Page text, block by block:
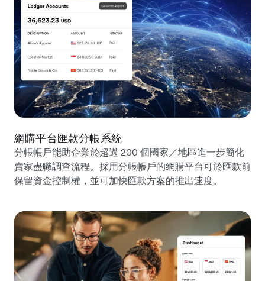
網購平台匯款分帳系統
分帳帳戶能助企業於超過 200 個國家／地區進一步簡化
賣家盡職調查流程。採用分帳帳戶的網購平台可於匯款前
保留資金控制權，並可加快匯款方案的推出速度。